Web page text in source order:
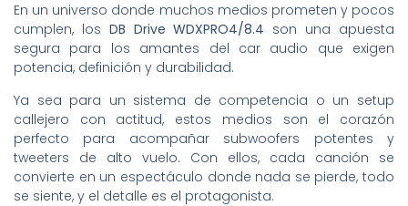
En un universo donde muchos medios prometen y pocos
cumplen, los DB Drive WDXPRO4/8.4 son una apuesta
segura para los amantes del car audio que exigen
potencia, definición y durabilidad.
Ya sea para un sistema de competencia o un setup
callejero con actitud, estos medios son el corazón
perfecto para acompañar subwoofers potentes y
tweeters de alto vuelo. Con ellos, cada canción se
convierte en un espectáculo donde nada se pierde, todo
se siente, y el detalle es el protagonista.